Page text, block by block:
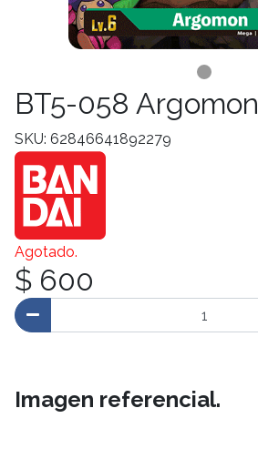
BT5-058 Argomon
SKU: 62846641892279
Agotado.
$ 600
Imagen referencial.